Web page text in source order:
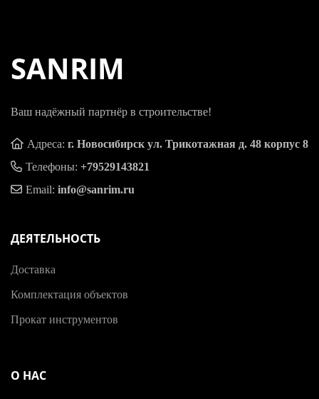
SANRIM
Ваш надёжный партнёр в строительстве!
Адреса: г. Новосибирск ул. Трикотажная д. 48 корпус 8
Телефоны: +79529143821
Email: info@sanrim.ru
ДЕЯТЕЛЬНОСТЬ
Доставка
Комплектация объектов
Прокат инструментов
О НАС